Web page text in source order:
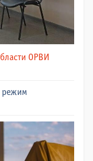
ОРВИ
режим